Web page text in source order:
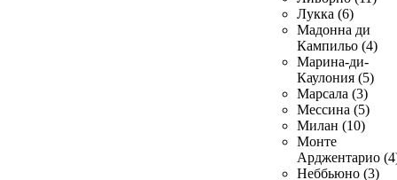
Лукка (6)
Мадонна ди
Кампильо (4)
Марина-ди-
Каулония (5)
Марсала (3)
Мессина (5)
Милан (10)
Монте
Арджентарио
Неббьюно (3)